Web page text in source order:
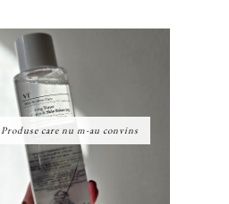
Produse care nu m-au convins